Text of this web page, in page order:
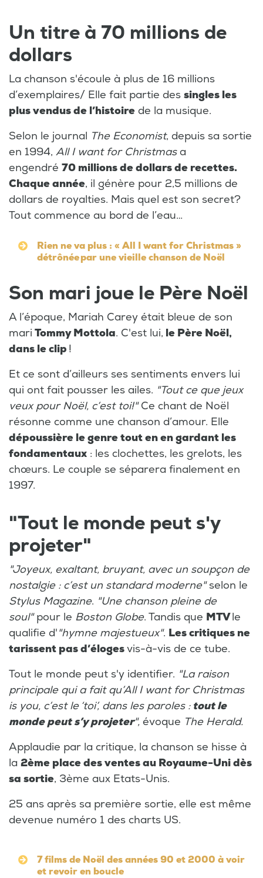
Un titre à 70 millions de
dollars
La chanson s'écoule à plus de 16 millions
d’exemplaires/ Elle fait partie des singles les
plus vendus de l’histoire de la musique.
Selon le journal The Economist, depuis sa sortie
en 1994, All I want for Christmasa
engendré 70 millions de dollars de recettes.
Chaque année, il génère pour 2,5 millions de
dollars de royalties. Mais quel est son secret?
Tout commence au bord de l’eau…
Rien ne va plus : « All I want for Christmas »
détrônée par une vieille chanson de Noël
Son mari joue le Père Noël
A l’époque, Mariah Carey était bleue de son
mari Tommy Mottola. C'est lui, le Père Noël,
dans le clip !
Et ce sont d’ailleurs ses sentiments envers lui
qui ont fait pousser les ailes. "Tout ce que jeux
veux pour Noël, c’est toi!"Ce chant de Noël
résonne comme une chanson d’amour. Elle
dépoussière le genre tout en en gardant les
fondamentaux : les clochettes, les grelots, les
chœurs. Le couple se séparera finalement en
1997.
"Tout le monde peut s'y
projeter"
"Joyeux, exaltant, bruyant, avec un soupçon de
nostalgie : c’est un standard moderne"selon le
Stylus Magazine. "Une chanson pleine de
soul"pour le Boston Globe. Tandis que MTVle
qualifie d'"hymne majestueux". Les critiques ne
tarissent pas d’élogesvis-à-vis de ce tube.
Tout le monde peut s'y identifier. "La raison
principale qui a fait qu’All I want for Christmas
is you, c’est le ‘toi’, dans les paroles :tout le
monde peut s’y projeter", évoque The Herald.
Applaudie par la critique, la chanson se hisse à
la 2ème place des ventes au Royaume-Uni dès
sa sortie, 3ème aux Etats-Unis.
25 ans après sa première sortie, elle est même
devenue numéro 1 des charts US.
7 films de Noël des années 90 et 2000 à voir
et revoir en boucle